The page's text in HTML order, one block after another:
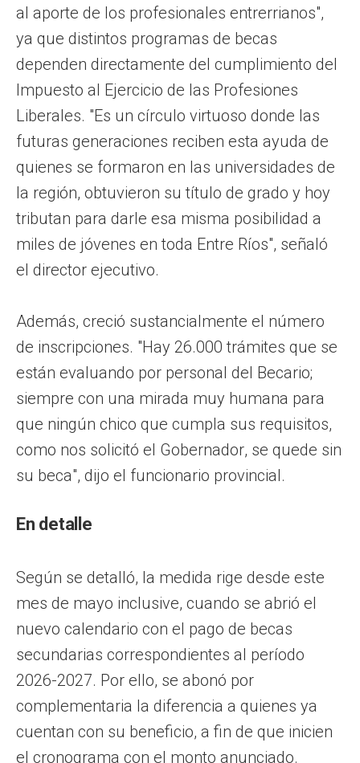
al aporte de los profesionales entrerrianos",
ya que distintos programas de becas
dependen directamente del cumplimiento del
Impuesto al Ejercicio de las Profesiones
Liberales. "Es un círculo virtuoso donde las
futuras generaciones reciben esta ayuda de
quienes se formaron en las universidades de
la región, obtuvieron su título de grado y hoy
tributan para darle esa misma posibilidad a
miles de jóvenes en toda Entre Ríos", señaló
el director ejecutivo.
Además, creció sustancialmente el número
de inscripciones. "Hay 26.000 trámites que se
están evaluando por personal del Becario;
siempre con una mirada muy humana para
que ningún chico que cumpla sus requisitos,
como nos solicitó el Gobernador, se quede sin
su beca", dijo el funcionario provincial.
En detalle
Según se detalló, la medida rige desde este
mes de mayo inclusive, cuando se abrió el
nuevo calendario con el pago de becas
secundarias correspondientes al período
2026-2027. Por ello, se abonó por
complementaria la diferencia a quienes ya
cuentan con su beneficio, a fin de que inicien
el cronograma con el monto anunciado.